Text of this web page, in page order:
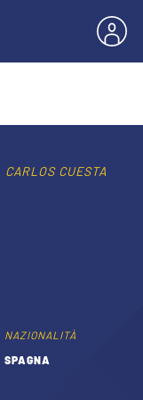
CARLOS CUESTA
NAZIONALITÀ
SPAGNA